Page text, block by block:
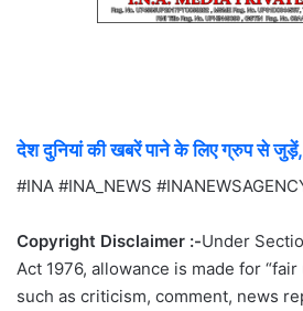
देश दुनियां की खबरें पाने के लिए ग्रुप से जुड़ें,
#INA #INA_NEWS
Copyright Disclaimer :-Under
Act 1976, allowance is made for
such as criticism, comment, news